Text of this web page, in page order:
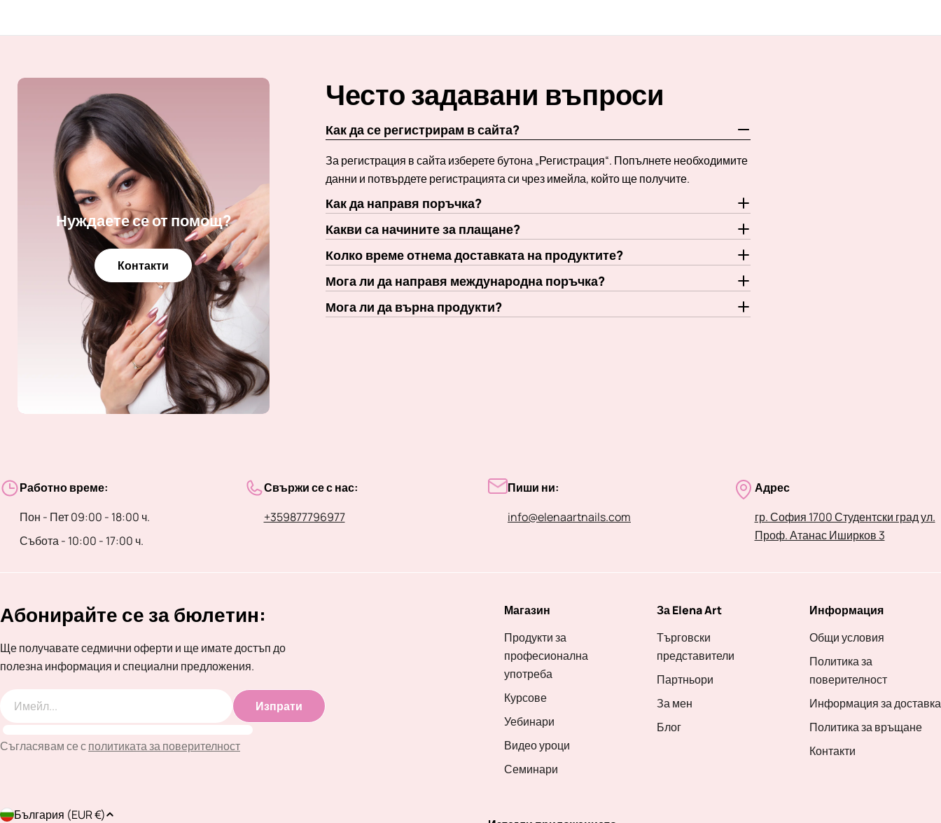
Нуждаете се от помощ?
Контакти
Често задавани въпроси
Как да се регистрирам в сайта?
За регистрация в сайта изберете бутона „Регистрация“. Попълнете необходимите
данни и потвърдете регистрацията си чрез имейла, който ще получите.
Как да направя поръчка?
Какви са начините за плащане?
Колко време отнема доставката на продуктите?
Мога ли да направя международна поръчка?
Мога ли да върна продукти?
Работно време:
Пон - Пет 09:00 - 18:00 ч.
Събота - 10:00 - 17:00 ч.
Свържи се с нас:
+359877796977
Пиши ни:
info@elenaartnails.com
Адрес
гр. София 1700 Студентски град ул.
Проф. Атанас Иширков 3
Абонирайте се за бюлетин:
Ще получавате седмични оферти и ще имате достъп до
полезна информация и специални предложения.
Изпрати
Съгласявам се сполитиката за поверителност
Магазин
Продукти за
професионална
употреба
Курсове
Уебинари
Видео уроци
Семинари
За Elena Art
Търговски
представители
Партньори
За мен
Блог
Информация
Общи условия
Политика за
поверителност
Информация за доставка
Политика за връщане
Контакти
България (EUR €)